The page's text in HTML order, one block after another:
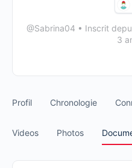
@Sabrina04 • Inscrit
3
Profil Chronologie
Videos Photos